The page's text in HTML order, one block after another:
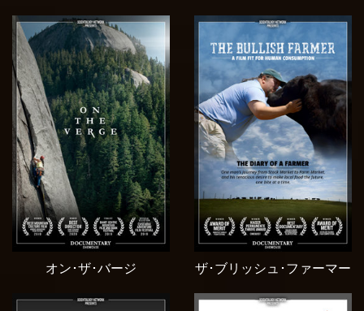
オン･ザ･バージ ザ･ブリッシュ･ファーマー